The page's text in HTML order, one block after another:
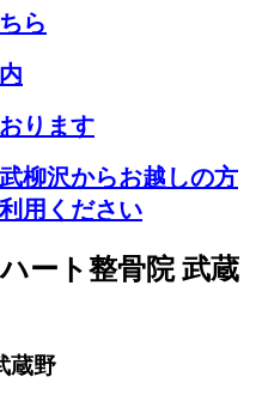
ら
ります
柳沢からお越しの方
用ください
ート整骨院 武蔵